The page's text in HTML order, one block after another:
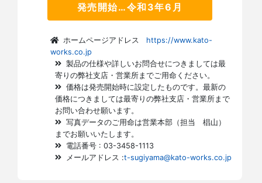
発売開始…令和3年6月
ホームページアドレス
https://www.kato-
works.co.jp
製品の仕様や詳しいお問合せにつきましては最
寄りの弊社支店・営業所までご用命ください。
価格は発売開始時に設定したものです。最新の
価格につきましては最寄りの弊社支店・営業所まで
お問い合わせ願います。
写真データのご用命は営業本部（担当 椙山）
までお願いいたします。
電話番号 : 03-3458-1113
メールアドレス :t-sugiyama@kato-works.co.jp